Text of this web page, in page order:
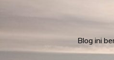
Blog ini